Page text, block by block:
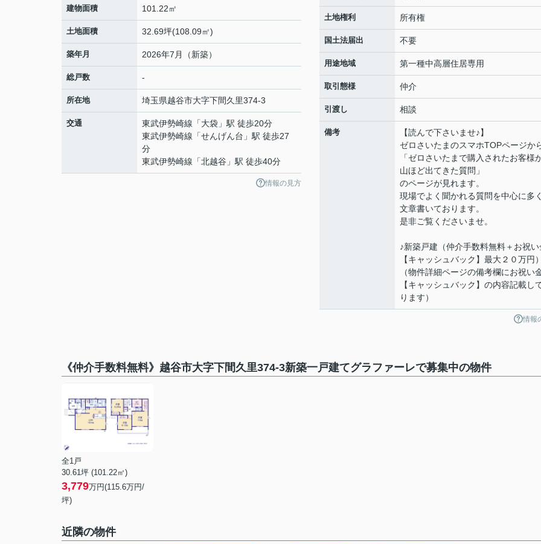
建物面積 101.22㎡
土地面積 32.69坪(108.09㎡)
築年月 2026年7月（新築）
総戸数 -
所在地 埼玉県越谷市大字下間久里374-3
交通 東武伊勢崎線 「大袋 」駅 徒歩20分
東武伊勢崎線 「せんげん台 」駅 徒歩27
分
東武伊勢崎線 「北越谷 」駅 徒歩40分
情報の見方
土地権利 所有権
国土法届出 不要
用途地域 第一種中高層住居専用
取引態様 仲介
引渡し 相談
備考
【読んで下さいませ♪】
ゼロさいたまのスマホTOPページか
「ゼロさいたまで購入されたお客様
山ほど出てきた質問」
のページが見れます。
現場でよく聞かれる質問を中心に多
文章書いております。
是非ご覧くださいませ。
♪新築戸建（仲介手数料無料＋お祝い
【キャッシュバック】最大２０万円
（物件詳細ページの備考欄にお祝い
【キャッシュバック】の内容記載し
ります）
情報
《仲介手数料無料》越谷市大字下間久里374-3新築一戸建てグラファーレで募集中の物件
全1戸
30.61坪 (101.22㎡)
3,779万円(115.6万円/
坪)
近隣の物件